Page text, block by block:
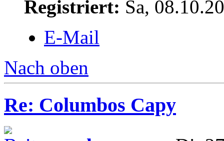
Registriert: Sa,
E-Mail
Nach oben
Re: Columbos Capy